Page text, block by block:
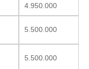
4.950.000
5.500.000
5.500.000